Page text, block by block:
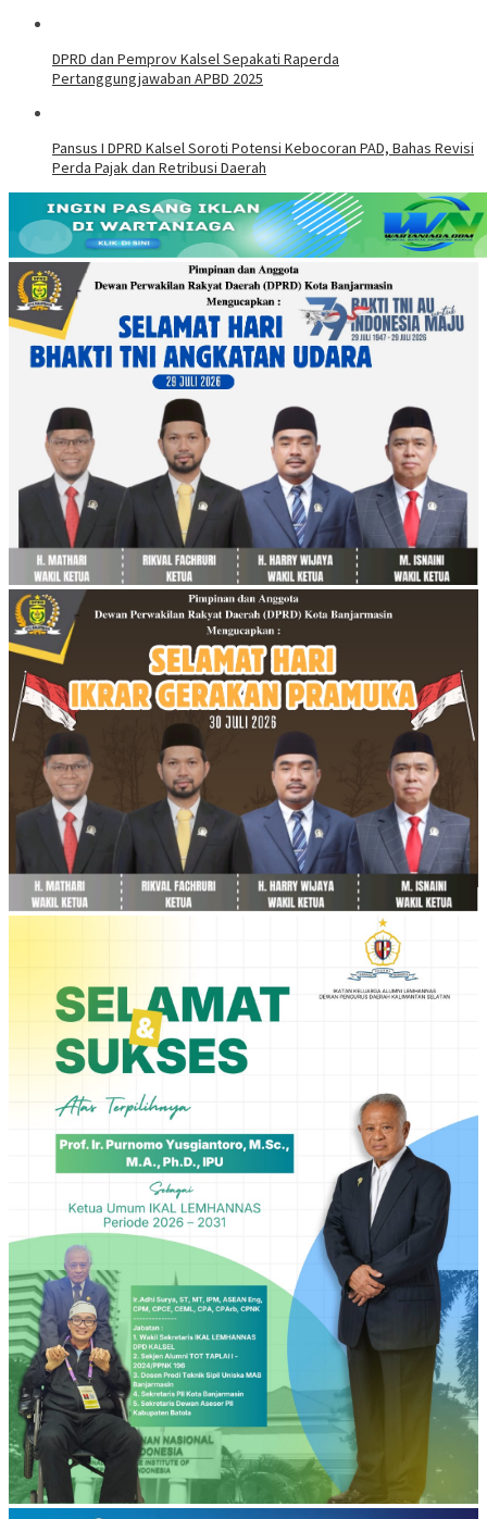
DPRD dan Pemprov Kalsel Sepakati Raperda
Pertanggungjawaban APBD 2025
Pansus I DPRD Kalsel Soroti Potensi Kebocoran PAD, Bahas Revisi
Perda Pajak dan Retribusi Daerah